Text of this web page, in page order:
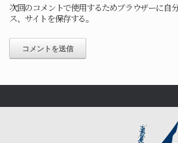
次回のコメントで使用するためブラウザーに自
ス、サイトを保存する。